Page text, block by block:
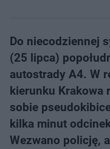
Do niecodziennej
(25 lipca)
autostrady A4. W
kierunku Krakowa
sobie
kilka minut
Wezwano policję,